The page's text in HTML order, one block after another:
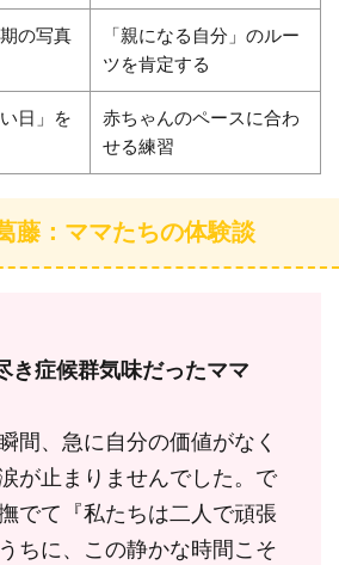
の写真
「親になる自分」のルー
ツを肯定する
日」を
赤ちゃんのペースに合わ
せる練習
藤：ママたちの体験談
き症候群気味だったママ
間、急に自分の価値がなく
が止まりませんでした。で
でて『私たちは二人で頑張
ちに、この静かな時間こそ